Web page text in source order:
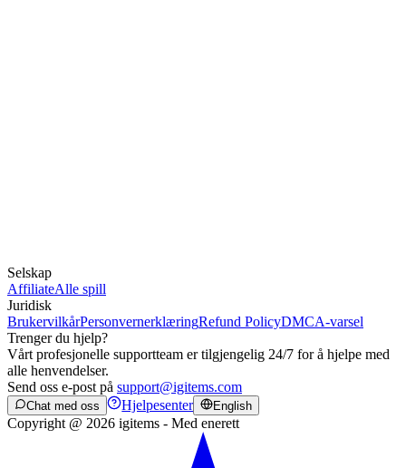
Selskap
AffiliateAlle spill
Juridisk
BrukervilkårPersonvernerklæringRefund PolicyDMCA-varsel
Trenger du hjelp?
Vårt profesjonelle supportteam er tilgjengelig 24/7 for å hjelpe med
alle henvendelser.
Send oss e-post på support@igitems.com
Chat med oss Hjelpesenter English
Copyright @ 2026 igitems - Med enerett